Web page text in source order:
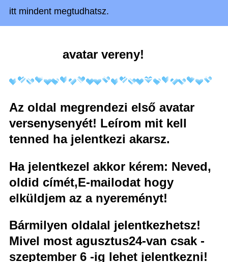
itt mindent megtudhatsz.
avatar vereny!
Az oldal megrendezi első avatar
versenysenyét! Leírom mit kell
tenned ha jelentkezi akarsz.
Ha jelentkezel akkor kérem: Neved,
oldid címét,E-mailodat hogy
elküldjem az a nyereményt!
Bármilyen oldalal jelentkezhetsz!
Mivel most agusztus24-van csak -
szeptember 6 -ig lehet jelentkezni!